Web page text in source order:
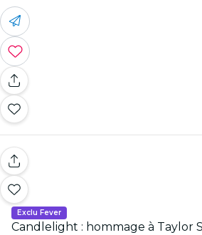
Exclu Fever
Candlelight : hommage à Taylor